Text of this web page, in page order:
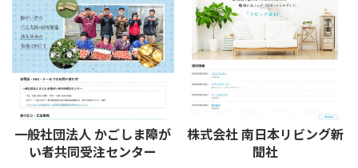
一般社団法人 かごしま障が
い者共同受注センター
株式会社 南日本リビング新
聞社